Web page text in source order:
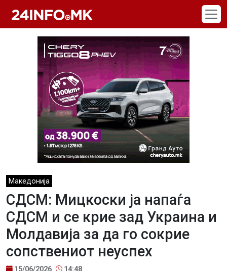
Македонија
СДСМ: Мицкоски ја напаѓа
СДСМ и се крие зад Украина и
Молдавија за да го сокрие
сопствениот неуспех
15/06/2026 14:48